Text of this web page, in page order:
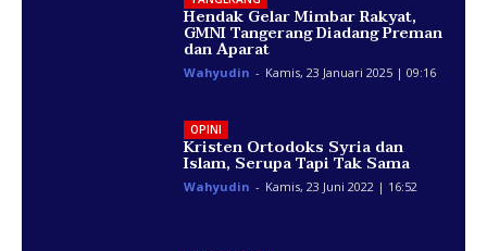
Hendak Gelar Mimbar Rakyat,
GMNI Tangerang Diadang Preman
dan Aparat
Wahyudin - Kamis, 23 Januari 2025 | 09:16
OPINI
Kristen Ortodoks Syria dan
Islam, Serupa Tapi Tak Sama
Wahyudin - Kamis, 23 Juni 2022 | 16:52